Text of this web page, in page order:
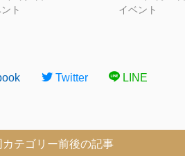
ト
イベント
Twitter LINE
カテゴリー前後の記事